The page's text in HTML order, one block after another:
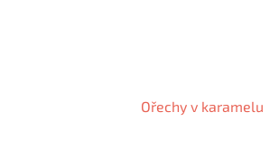
Ořechy v karamelu